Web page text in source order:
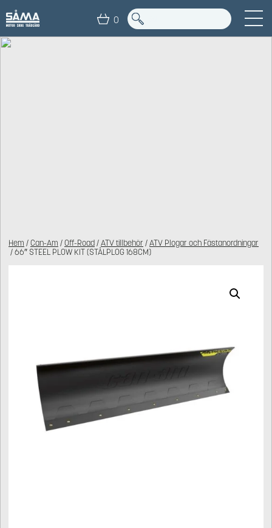
0
Hem /Can-Am /Off-Road/ATV tillbehör /ATV Plogar och Fästanordningar
/ 66″ STEEL PLOW KIT (STÅLPLOG 168CM)